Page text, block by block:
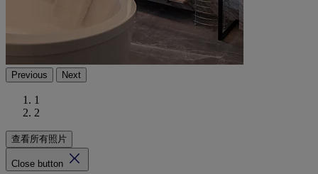
Previous Next
1
2
查看所有照片
Close button